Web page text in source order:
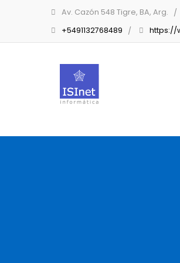
Av. Cazón 548 Tigre, BA, Arg.
+5491132768489
https://